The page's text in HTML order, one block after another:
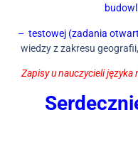
– testowej (zadania
wiedzy z zakresu
Zapisy u nauczycieli